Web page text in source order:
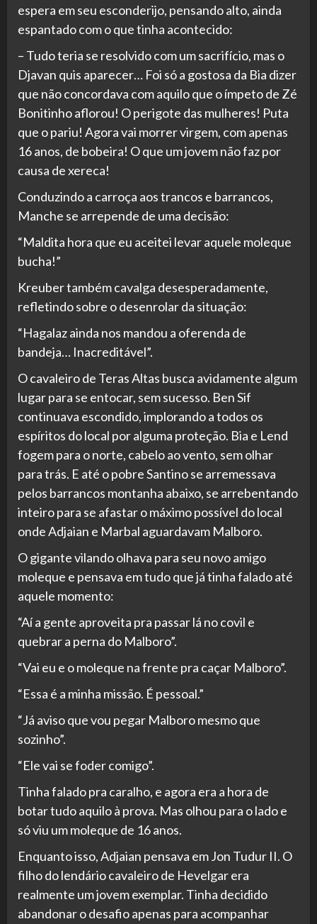
espera em seu esconderijo, pensando alto, ainda
espantado com o que tinha acontecido:
– Tudo teria se resolvido com um sacrifício, mas o
Djavan quis aparecer… Foi só a gostosa da Bia dizer
que não concordava com aquilo que o ímpeto de Zé
Bonitinho aflorou! O perigote das mulheres! Puta
que o pariu! Agora vai morrer virgem, com apenas
16 anos, de bobeira! O que um jovem não faz por
causa de xereca!
Conduzindo a carroça aos trancos e barrancos,
Manche se arrepende de uma decisão:
“Maldita hora que eu aceitei levar aquele moleque
bucha!”
Kreuber também cavalga desesperadamente,
refletindo sobre o desenrolar da situação:
“Hagalaz ainda nos mandou a oferenda de
bandeja… Inacreditável”.
O cavaleiro de Teras Altas busca avidamente algum
lugar para se entocar, sem sucesso. Ben Sif
continuava escondido, implorando a todos os
espíritos do local por alguma proteção. Bia e Lend
fogem para o norte, cabelo ao vento, sem olhar
para trás. E até o pobre Santino se arremessava
pelos barrancos montanha abaixo, se arrebentando
inteiro para se afastar o máximo possível do local
onde Adjaian e Marbal aguardavam Malboro.
O gigante vilando olhava para seu novo amigo
moleque e pensava em tudo que já tinha falado até
aquele momento:
“Aí a gente aproveita pra passar lá no covil e
quebrar a perna do Malboro”.
“Vai eu e o moleque na frente pra caçar Malboro”.
“Essa é a minha missão. É pessoal.”
“Já aviso que vou pegar Malboro mesmo que
sozinho”.
“Ele vai se foder comigo”.
Tinha falado pra caralho, e agora era a hora de
botar tudo aquilo à prova. Mas olhou para o lado e
só viu um moleque de 16 anos.
Enquanto isso, Adjaian pensava em Jon Tudur II. O
filho do lendário cavaleiro de Hevelgar era
realmente um jovem exemplar. Tinha decidido
abandonar o desafio apenas para acompanhar